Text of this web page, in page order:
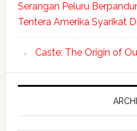
Serangan Peluru
Tentera Amerika Syarikat
Caste: The Origin of